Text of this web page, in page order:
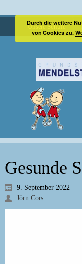
Unsere Schule
Gesunde
9. September 2022
Jörn Cors
Durch die weitere
von Cookies zu.